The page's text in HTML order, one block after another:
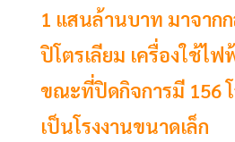
1 แสนล้านบาท มาจา
ปิโตรเลียม เครื่องใช้ไ
ขณะที่ปิดกิจการมี 156
เป็นโรงงานขนาดเล็ก